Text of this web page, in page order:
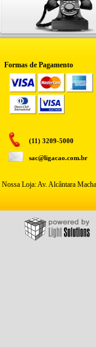
Formas de Pagamento
(11) 3209-5000
sac@ligacao.com.br
Nossa Loja: Av. Alcântara